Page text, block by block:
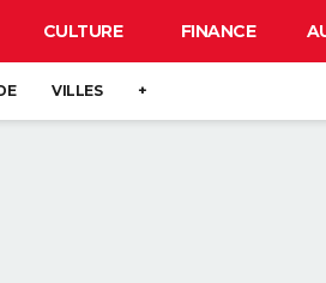
CULTURE FINANCE
VILLES +